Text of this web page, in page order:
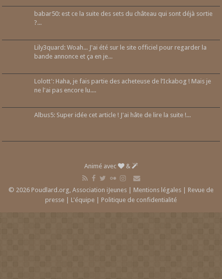
babar50: est ce la suite des sets du château qui sont déjà sortie
?...
Lily3quard: Woah... J'ai été sur le site officiel pour regarder la
bande annonce et ça en je...
Lolott': Haha, je fais partie des acheteuse de l’Ickabog ! Mais je
ne l'ai pas encore lu....
Albus5: Super idée cet article ! J'ai hâte de lire la suite !...
Animé avec &
© 2026 Poudlard.org, Association iJeunes | Mentions légales | Revue de
presse | L'équipe | Politique de confidentialité